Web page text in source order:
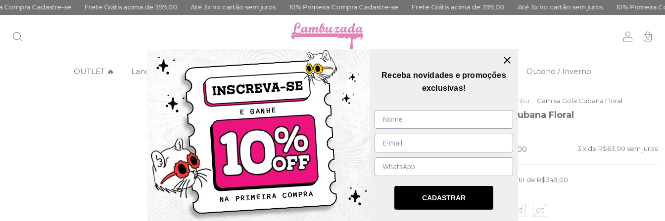
Frete Grátis acima de 399,00 Até 3x no cartão sem juros 10% Primeira Compra Cadastre-se Frete Grátis acima de 399,00 Até 3x no cartão sem juros 10% Primeira Compra Cadastre-se
0
OUTLET 🔥 Lançamentos Categorias Coleções Mais Vendidos Guia de medidas Vai Brasil Outono / Inverno
Outlet da Lambu Camisa Gola Cubana Floral
Camisa Gola Cubana Floral
(0)
R$189,00 3 x de R$63,00 sem juros
a partir de R$349,00
TAMANHO G3 G5
Receba novidades e promoções
exclusivas!
CADASTRAR